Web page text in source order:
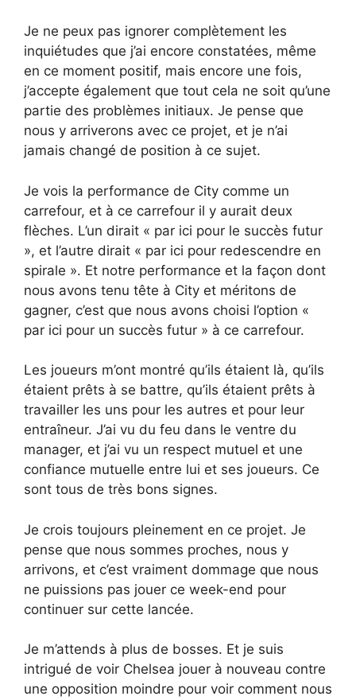
Je ne peux pas ignorer complètement les
inquiétudes que j’ai encore constatées, même
en ce moment positif, mais encore une fois,
j’accepte également que tout cela ne soit qu’une
partie des problèmes initiaux. Je pense que
nous y arriverons avec ce projet, et je n’ai
jamais changé de position à ce sujet.
Je vois la performance de City comme un
carrefour, et à ce carrefour il y aurait deux
flèches. L’un dirait « par ici pour le succès futur
», et l’autre dirait « par ici pour redescendre en
spirale ». Et notre performance et la façon dont
nous avons tenu tête à City et méritons de
gagner, c’est que nous avons choisi l’option «
par ici pour un succès futur » à ce carrefour.
Les joueurs m’ont montré qu’ils étaient là, qu’ils
étaient prêts à se battre, qu’ils étaient prêts à
travailler les uns pour les autres et pour leur
entraîneur. J’ai vu du feu dans le ventre du
manager, et j’ai vu un respect mutuel et une
confiance mutuelle entre lui et ses joueurs. Ce
sont tous de très bons signes.
Je crois toujours pleinement en ce projet. Je
pense que nous sommes proches, nous y
arrivons, et c’est vraiment dommage que nous
ne puissions pas jouer ce week-end pour
continuer sur cette lancée.
Je m’attends à plus de bosses. Et je suis
intrigué de voir Chelsea jouer à nouveau contre
une opposition moindre pour voir comment nous